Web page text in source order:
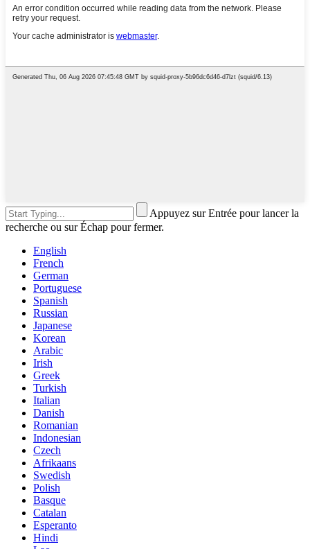
Appuyez sur Entrée pour lancer la
recherche ou sur Échap pour fermer.
English
French
German
Portuguese
Spanish
Russian
Japanese
Korean
Arabic
Irish
Greek
Turkish
Italian
Danish
Romanian
Indonesian
Czech
Afrikaans
Swedish
Polish
Basque
Catalan
Esperanto
Hindi